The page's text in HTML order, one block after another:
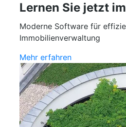
Lernen Sie jetzt
Moderne Software für
Immobilienverwaltung
Mehr erfahren